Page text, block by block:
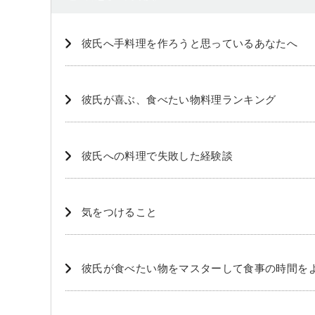
彼氏へ手料理を作ろうと思っているあなたへ
彼氏が喜ぶ、食べたい物料理ランキング
彼氏への料理で失敗した経験談
気をつけること
彼氏が食べたい物をマスターして食事の時間を